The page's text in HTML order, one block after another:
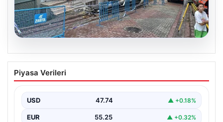
08.08.2026
Temel kazısı etrafındaki binalara zarar
verdi. 4 bina boşaltıldı
Piyasa Verileri
USD 47.74 ▲ +0.18%
EUR 55.25 ▲ +0.32%